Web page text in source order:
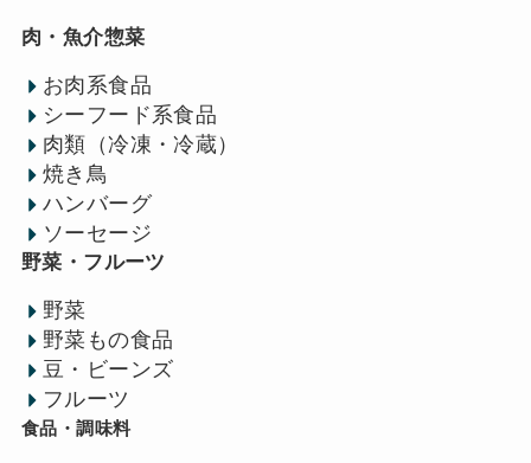
肉・魚介惣菜
お肉系食品
シーフード系食品
肉類（冷凍・冷蔵）
焼き鳥
ハンバーグ
ソーセージ
野菜・フルーツ
野菜
野菜もの食品
豆・ビーンズ
フルーツ
食品・調味料